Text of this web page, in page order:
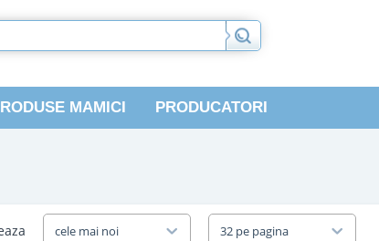
MAMICI PRODUCATORI
cele mai noi 32 pe pagina